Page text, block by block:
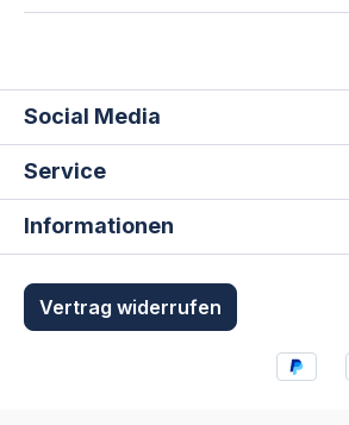
Social Media
Service
Informationen
Vertrag widerrufen